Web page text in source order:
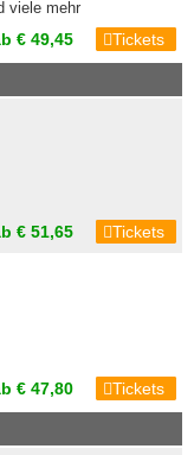
viele mehr
€ 49,45 Tickets
€ 51,65 Tickets
€ 47,80 Tickets